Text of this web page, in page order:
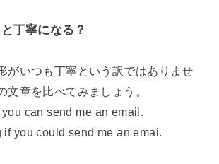
丁寧になる？
がいつも丁寧という訳ではありませ
文章を比べてみましょう。
you can send me an email.
if you could send me an emai.